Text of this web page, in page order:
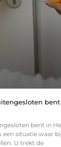
bent in
situatie waar
U trekt de